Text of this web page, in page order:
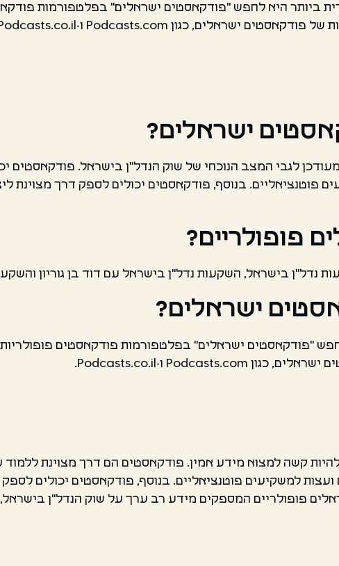
ישראלים?
לגבי המצב הנוכחי של שוק הנדל"ן בישראל. פודקאסטים
פוטנציאליים. בנוסף, פודקאסטים יכולים לספק דרך מצוינת
פופולריים?
בישראל, השקעות נדל"ן בישראל עם דוד בן גוריון
ישראלים?
להיות קשה למצוא מידע אמין. פודקאסטים הם דרך מצוינת
למשקיעים פוטנציאליים. בנוסף, פודקאסטים יכולים
פופולריים המספקים מידע רב ערך על שוק הנדל"ן בישראל,